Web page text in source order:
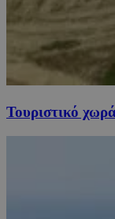
Τουριστικό